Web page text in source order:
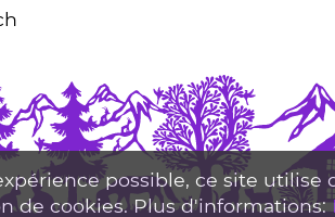
possible, ce site
de cookies. Plus d'informations: